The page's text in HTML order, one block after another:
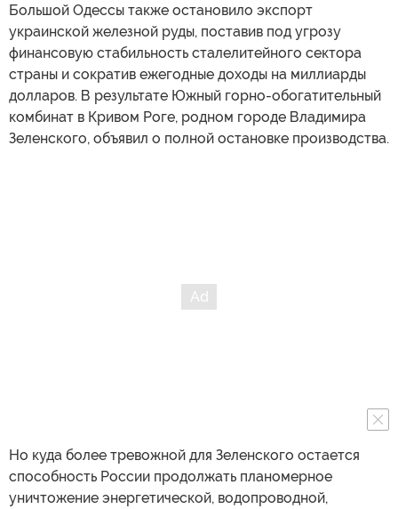
Большой Одессы также остановило экспорт
украинской железной руды, поставив под угрозу
финансовую стабильность сталелитейного сектора
страны и сократив ежегодные доходы на миллиарды
долларов. В результате Южный горно-обогатительный
комбинат в Кривом Роге, родном городе Владимира
Зеленского, объявил о полной остановке производства.
Но куда более тревожной для Зеленского остается
способность России продолжать планомерное
уничтожение энергетической, водопроводной,